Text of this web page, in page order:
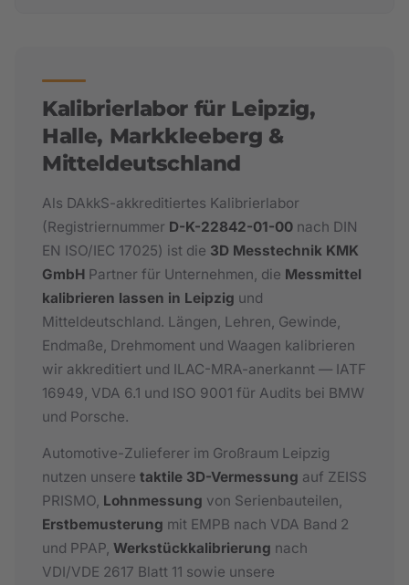
Kalibrierlabor für Leipzig,
Halle, Markkleeberg &
Mitteldeutschland
Als DAkkS-akkreditiertes Kalibrierlabor
(Registriernummer D-K-22842-01-00 nach DIN
EN ISO/IEC 17025) ist die 3D Messtechnik KMK
GmbH Partner für Unternehmen, die Messmittel
kalibrieren lassen in Leipzig und
Mitteldeutschland. Längen, Lehren, Gewinde,
Endmaße, Drehmoment und Waagen kalibrieren
wir akkreditiert und ILAC-MRA-anerkannt — IATF
16949, VDA 6.1 und ISO 9001 für Audits bei BMW
und Porsche.
Automotive-Zulieferer im Großraum Leipzig
nutzen unsere taktile 3D-Vermessung auf ZEISS
PRISMO, Lohnmessung von Serienbauteilen,
Erstbemusterung mit EMPB nach VDA Band 2
und PPAP, Werkstückkalibrierung nach
VDI/VDE 2617 Blatt 11 sowie unsere